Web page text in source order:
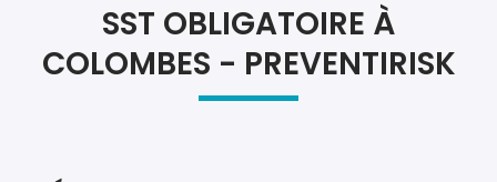
SST OBLIGATOIRE À
COLOMBES - PREVENTIRISK